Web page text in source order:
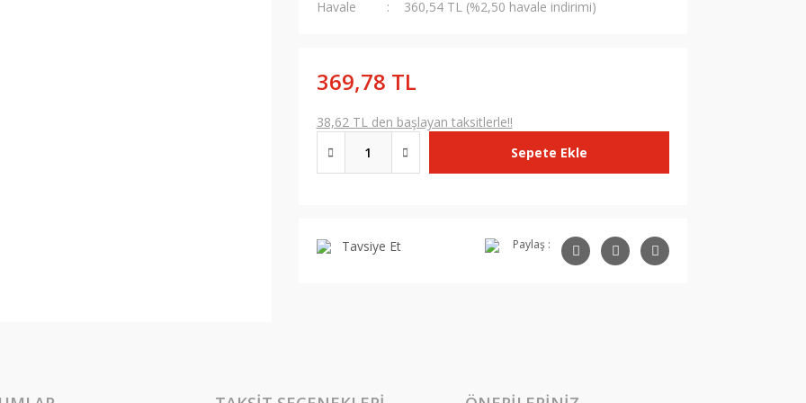
Havale 360,54 TL (%2,50 havale indirimi)
369,78 TL
38,62 TL den başlayan taksitlerle!!
Sepete Ekle
Tavsiye Et Paylaş :